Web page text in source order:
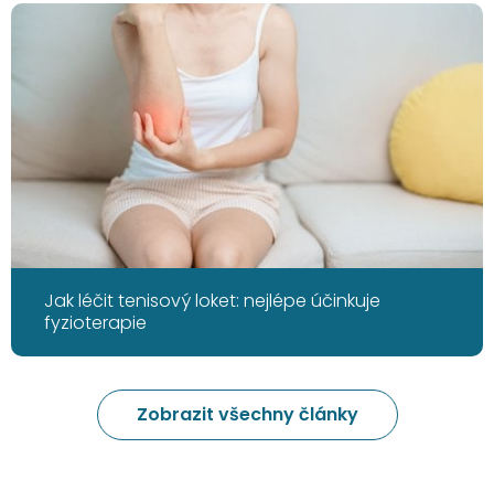
Jak léčit tenisový loket: nejlépe účinkuje
fyzioterapie
Zobrazit všechny články